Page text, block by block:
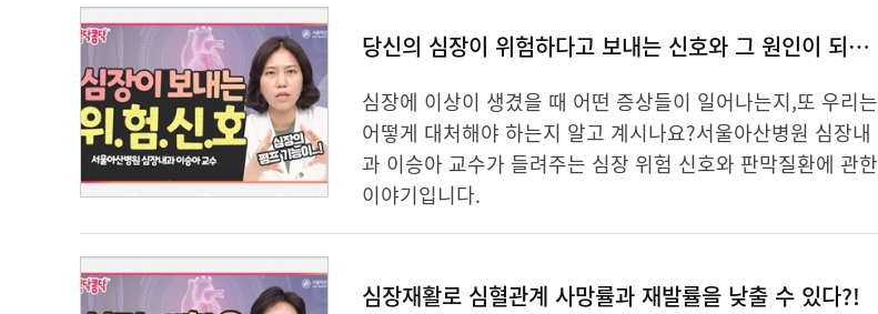
당신의 심장이 위험하다고 보내는 신호와 그 원인이 되는 판막질환!
심장에 이상이 생겼을 때 어떤 증상들이 일어나는지,또 우리는
어떻게 대처해야 하는지 알고 계시나요?서울아산병원 심장내
과 이승아 교수가 들려주는 심장 위험 신호와 판막질환에 관한
이야기입니다.
심장재활로 심혈관계 사망률과 재발률을 낮출 수 있다?!